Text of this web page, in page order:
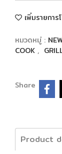
เพิ่มรายการ
หมวดหมู่ :
COOK ,
Share
Product